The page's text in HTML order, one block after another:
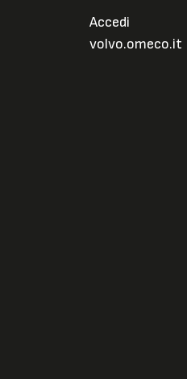
Accedi
volvo.omeco.it